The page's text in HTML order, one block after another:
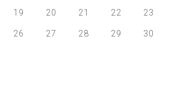
19 20 21 22 23
26 27 28 29 30